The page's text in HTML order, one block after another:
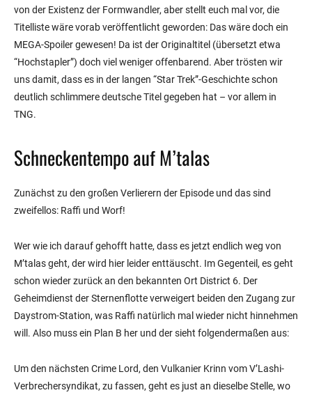
von der Existenz der Formwandler, aber stellt euch mal vor, die
Titelliste wäre vorab veröffentlicht geworden: Das wäre doch ein
MEGA-Spoiler gewesen! Da ist der Originaltitel (übersetzt etwa
“Hochstapler”) doch viel weniger offenbarend. Aber trösten wir
uns damit, dass es in der langen “Star Trek”-Geschichte schon
deutlich schlimmere deutsche Titel gegeben hat – vor allem in
TNG.
Schneckentempo auf M’talas
Zunächst zu den großen Verlierern der Episode und das sind
zweifellos: Raffi und Worf!
Wer wie ich darauf gehofft hatte, dass es jetzt endlich weg von
M’talas geht, der wird hier leider enttäuscht. Im Gegenteil, es geht
schon wieder zurück an den bekannten Ort District 6. Der
Geheimdienst der Sternenflotte verweigert beiden den Zugang zur
Daystrom-Station, was Raffi natürlich mal wieder nicht hinnehmen
will. Also muss ein Plan B her und der sieht folgendermaßen aus:
Um den nächsten Crime Lord, den Vulkanier Krinn vom V’Lashi-
Verbrechersyndikat, zu fassen, geht es just an dieselbe Stelle, wo